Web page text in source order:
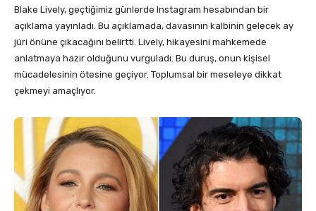
Blake Lively, geçtiğimiz günlerde Instagram hesabından bir
açıklama yayınladı. Bu açıklamada, davasının kalbinin gelecek ay
jüri önüne çıkacağını belirtti. Lively, hikayesini mahkemede
anlatmaya hazır olduğunu vurguladı. Bu duruş, onun kişisel
mücadelesinin ötesine geçiyor. Toplumsal bir meseleye dikkat
çekmeyi amaçlıyor.